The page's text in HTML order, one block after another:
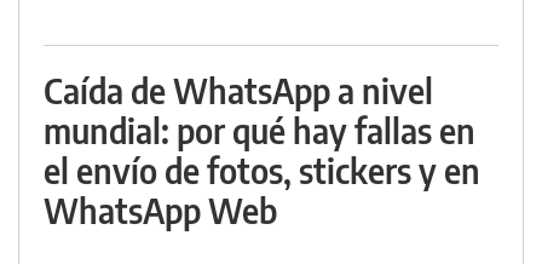
Caída de WhatsApp a nivel
mundial: por qué hay fallas en
el envío de fotos, stickers y en
WhatsApp Web